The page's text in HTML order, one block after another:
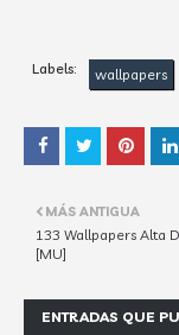
Labels: wallpapers
MÁS ANTIGUA
133 Wallpapers Alta
[MU]
ENTRADAS QUE